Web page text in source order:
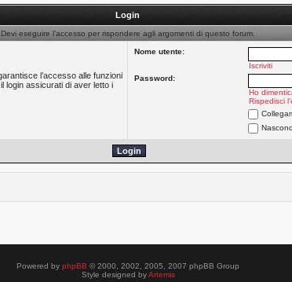
Login
Devi eseguire l’accesso per rispondere agli argomenti di questo forum.
l’accesso alle funzioni
login assicurati di aver letto i
Nome utente:
Iscriviti
Password:
Ho
Rispedisci
Powered by phpBB © 2000, 2002, 2005, 2007 phpBB Group
Style designed byArtemis